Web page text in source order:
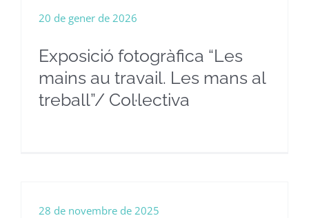
Exposició fotogràfica “Les
mains au travail. Les mans al
treball”/ Col·lectiva
20 de gener de 2026
28 de novembre de 2025